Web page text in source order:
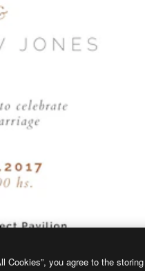
Cookies”, you agree to the